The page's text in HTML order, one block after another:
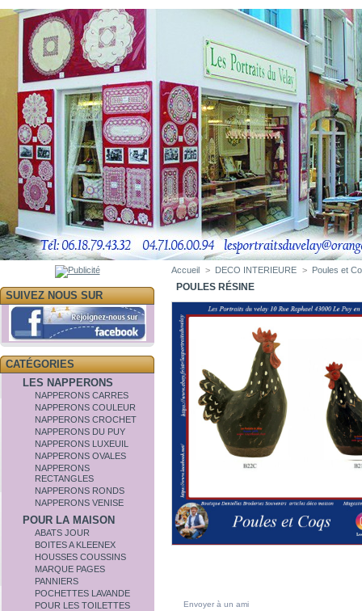
SUIVEZ NOUS SUR
CATÉGORIES
LES NAPPERONS
NAPPERONS CARRES
NAPPERONS COULEUR
NAPPERONS CROCHET
NAPPERONS DU PUY
NAPPERONS LUXEUIL
NAPPERONS OVALES
NAPPERONS
RECTANGLES
NAPPERONS RONDS
NAPPERONS VENISE
POUR LA MAISON
ABATS JOUR
BOITES A KLEENEX
HOUSSES COUSSINS
MARQUE PAGES
PANNIERS
POCHETTES LAVANDE
POUR LES TOILETTES
Accueil > DECO INTERIEURE > Poules et
POULES RÉSINE
Envoyer à un ami